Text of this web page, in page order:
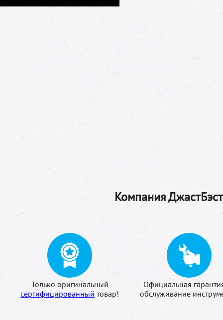
Компания
Только оригинальный
сертифицированный товар!
Официальная
обслуживание